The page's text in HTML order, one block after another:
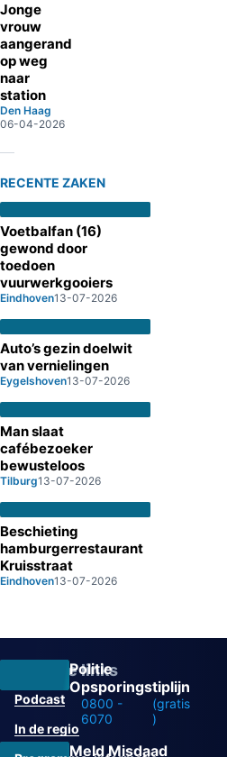
Jonge
vrouw
aangerand
op weg
naar
station
Den Haag
06-04-2026
RECENTE ZAKEN
Voetbalfan (16)
gewond door
toedoen
vuurwerkgooiers
Eindhoven13-07-2026
Auto’s gezin doelwit
van vernielingen
Eygelshoven13-07-2026
Man slaat
cafébezoeker
bewusteloos
Tilburg13-07-2026
Beschieting
hamburgerrestaurant
Kruisstraat
Eindhoven13-07-2026
Politie
Opsporingstiplijn
0800 -
6070
(gratis
)
Meld Misdaad
Overige links
Podcast
In de regio